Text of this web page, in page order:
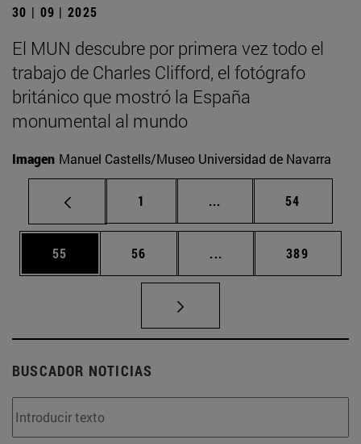
30 | 09 | 2025
El MUN descubre por primera vez todo el
trabajo de Charles Clifford, el fotógrafo
británico que mostró la España
monumental al mundo
Imagen Manuel Castells/Museo Universidad de Navarra
Página
1 ... Páginas intermedias
Página
54
Página
55 Página
56 ... Páginas intermedias
Página
389
BUSCADOR NOTICIAS